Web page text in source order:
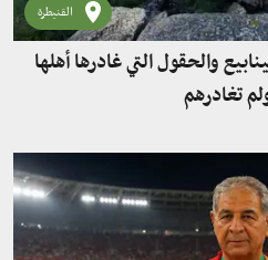
القنيطرة
والحقول التي غادرها أهلها
تغادرهم